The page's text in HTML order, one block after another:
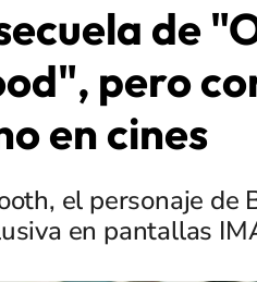
de
pero
en cines
el personaje de
en pantallas